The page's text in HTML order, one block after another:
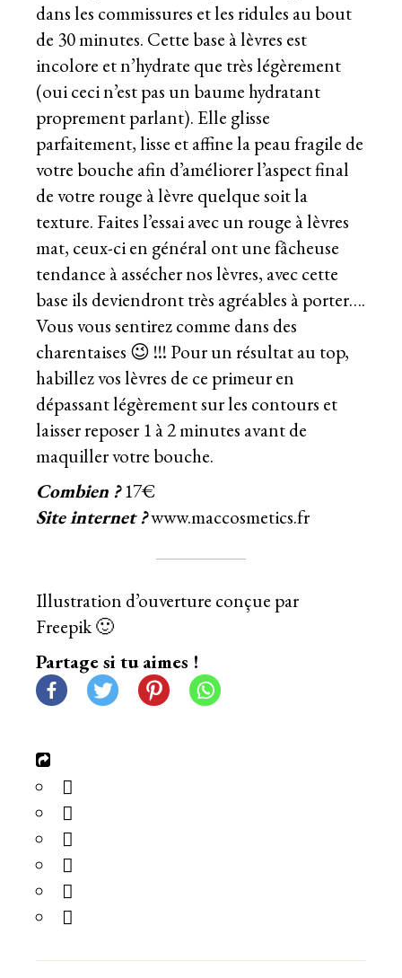
dans les commissures et les ridules au bout
de 30 minutes. Cette base à lèvres est
incolore et n’hydrate que très légèrement
(oui ceci n’est pas un baume hydratant
proprement parlant). Elle glisse
parfaitement, lisse et affine la peau fragile de
votre bouche afin d’améliorer l’aspect final
de votre rouge à lèvre quelque soit la
texture. Faites l’essai avec un rouge à lèvres
mat, ceux-ci en général ont une fâcheuse
tendance à assécher nos lèvres, avec cette
base ils deviendront très agréables à porter….
Vous vous sentirez comme dans des
charentaises 😉 !!! Pour un résultat au top,
habillez vos lèvres de ce primeur en
dépassant légèrement sur les contours et
laisser reposer 1 à 2 minutes avant de
maquiller votre bouche.
Combien ?17€
Site internet ?www.maccosmetics.fr
Illustration d’ouverture conçue par
Freepik🙂
Partage si tu aimes !